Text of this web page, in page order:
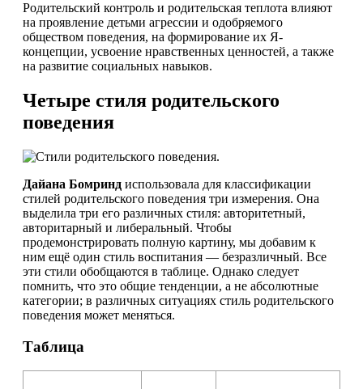
Родительский контроль и родительская теплота влияют
на проявление детьми агрессии и одобряемого
обществом поведения, на формирование их Я-
концепции, усвоение нравственных ценностей, а также
на развитие социальных навыков.
Четыре стиля родительского
поведения
Дайана Бомринд использовала для классификации
стилей родительского поведения три измерения. Она
выделила три его различных стиля: авторитетный,
авторитарный и либеральный. Чтобы
продемонстрировать полную картину, мы добавим к
ним ещё один стиль воспитания — безразличный. Все
эти стили обобщаются в таблице. Однако следует
помнить, что это общие тенденции, а не абсолютные
категории; в различных ситуациях стиль родительского
поведения может меняться.
Таблица